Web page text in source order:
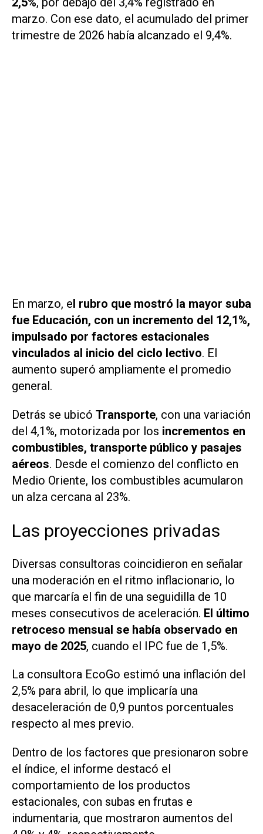
marzo. Con ese dato, el acumulado del primer
trimestre de 2026 había alcanzado el 9,4%.
En marzo, el rubro que mostró la mayor suba
fue Educación, con un incremento del 12,1%,
impulsado por factores estacionales
vinculados al inicio del ciclo lectivo. El
aumento superó ampliamente el promedio
general.
Detrás se ubicó Transporte, con una variación
del 4,1%, motorizada por los incrementos en
combustibles, transporte público y pasajes
aéreos. Desde el comienzo del conflicto en
Medio Oriente, los combustibles acumularon
un alza cercana al 23%.
Las proyecciones privadas
Diversas consultoras coincidieron en señalar
una moderación en el ritmo inflacionario, lo
que marcaría el fin de una seguidilla de 10
meses consecutivos de aceleración. El último
retroceso mensual se había observado en
mayo de 2025, cuando el IPC fue de 1,5%.
La consultora EcoGo estimó una inflación del
2,5% para abril, lo que implicaría una
desaceleración de 0,9 puntos porcentuales
respecto al mes previo.
Dentro de los factores que presionaron sobre
el índice, el informe destacó el
comportamiento de los productos
estacionales, con subas en frutas e
indumentaria, que mostraron aumentos del